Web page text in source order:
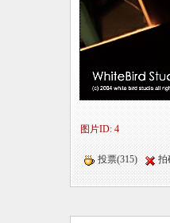
图片ID: 4
投票(315) 拍